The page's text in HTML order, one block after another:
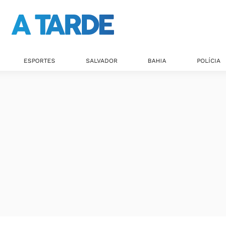
ESPORTES SALVADOR BAHIA POLÍCIA